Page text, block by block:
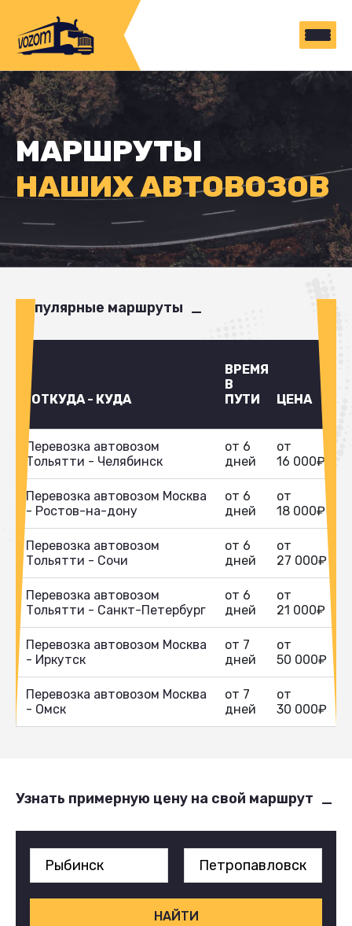
МАРШРУТЫ
НАШИХ АВТОВОЗОВ
Популярные маршруты
ОТКУДА - КУДА
ВРЕМЯ
В
ПУТИ
ЦЕНА
Перевозка автовозом
Тольятти - Челябинск
от 6
дней
от
16 000₽
Перевозка автовозом Москва
- Ростов-на-дону
от 6
дней
от
18 000₽
Перевозка автовозом
Тольятти - Сочи
от 6
дней
от
27 000₽
Перевозка автовозом
Тольятти - Санкт-Петербург
от 6
дней
от
21 000₽
Перевозка автовозом Москва
- Иркутск
от 7
дней
от
50 000₽
Перевозка автовозом Москва
- Омск
от 7
дней
от
30 000₽
Узнать примерную цену на свой маршрут
НАЙТИ